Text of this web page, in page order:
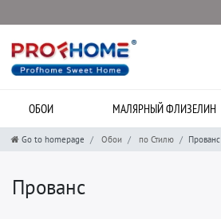
ОБОИ МАЛЯРНЫЙ ФЛИЗЕЛИН
Go to homepage Обои по Стилю Прованс
Прованс